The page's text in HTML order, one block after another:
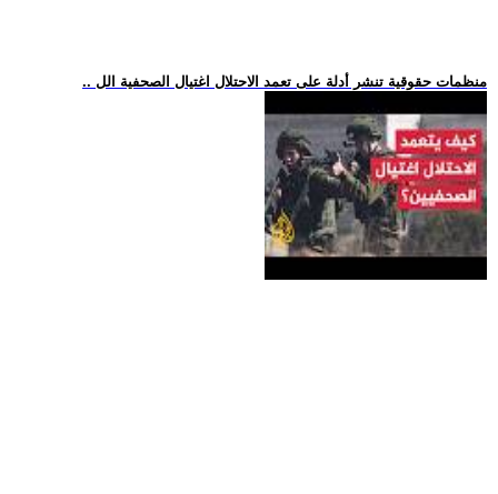
.. منظمات حقوقية تنشر أدلة على تعمد الاحتلال اغتيال الصحفية الل